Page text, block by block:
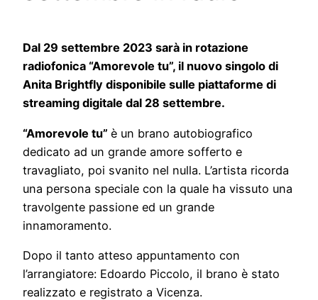
Dal 29 settembre 2023 sarà in rotazione
radiofonica “Amorevole tu”, il nuovo singolo di
Anita Brightfly disponibile sulle piattaforme di
streaming digitale dal 28 settembre.
“Amorevole tu” è un brano autobiografico
dedicato ad un grande amore sofferto e
travagliato, poi svanito nel nulla. L’artista ricorda
una persona speciale con la quale ha vissuto una
travolgente passione ed un grande
innamoramento.
Dopo il tanto atteso appuntamento con
l’arrangiatore: Edoardo Piccolo, il brano è stato
realizzato e registrato a Vicenza.